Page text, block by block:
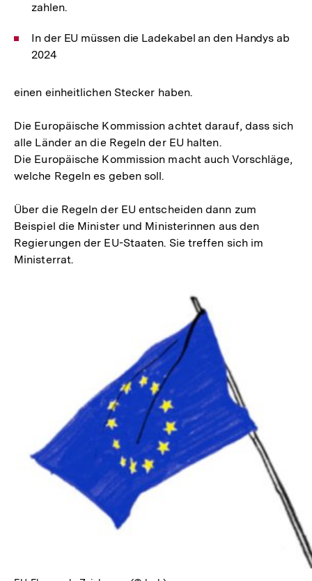
zahlen.
In der EU müssen die Ladekabel an den Handys ab
2024
einen einheitlichen Stecker haben.
Die Europäische Kommission achtet darauf, dass sich
alle Länder an die Regeln der EU halten.
Die Europäische Kommission macht auch Vorschläge,
welche Regeln es geben soll.
Über die Regeln der EU entscheiden dann zum
Beispiel die Minister und Ministerinnen aus den
Regierungen der EU-Staaten. Sie treffen sich im
Ministerrat.
In
Lightbox
öffnen